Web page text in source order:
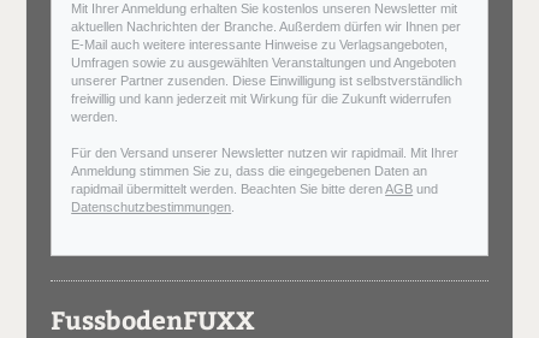
Mit Ihrer Anmeldung erhalten Sie kostenlos unseren Newsletter mit
aktuellen Nachrichten der Branche. Außerdem dürfen wir Ihnen per
E-Mail auch weitere interessante Hinweise zu Verlagsangeboten,
Umfragen sowie zu ausgewählten Veranstaltungen und Angeboten
unserer Partner zusenden. Diese Einwilligung ist selbstverständlich
freiwillig und kann jederzeit mit Wirkung für die Zukunft widerrufen
werden.
Für den Versand unserer Newsletter nutzen wir rapidmail. Mit Ihrer
Anmeldung stimmen Sie zu, dass die eingegebenen Daten an
rapidmail übermittelt werden. Beachten Sie bitte derenAGB und
Datenschutzbestimmungen
FussbodenFUXX